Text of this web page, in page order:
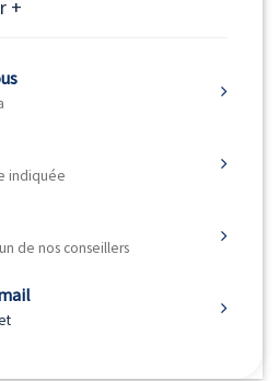
+
indiquée
de nos conseillers